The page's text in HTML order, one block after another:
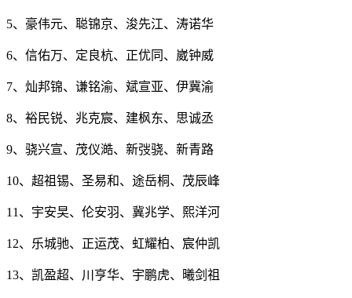
5、豪伟元、聪锦京、浚先江、涛诺华
6、信佑万、定良杭、正优同、崴钟威
7、灿邦锦、谦铭渝、斌宣亚、伊冀渝
8、裕民锐、兆克宸、建枫东、思诚丞
9、骁兴宣、茂仪澔、新弢骁、新青路
10、超祖锡、圣易和、途岳桐、茂辰峰
11、宇安旲、伦安羽、冀兆学、熙洋河
12、乐城驰、正运茂、虹耀柏、宸仲凯
13、凯盈超、川亨华、宇鹏虎、曦剑祖